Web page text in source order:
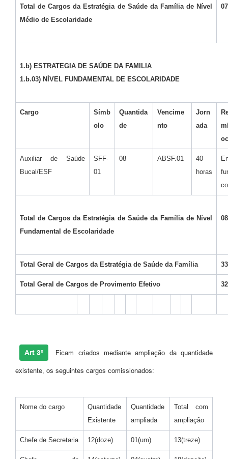
Total de Cargos da Estratégia de Saúde da Família de Nível
Médio de Escolaridade
1.b) ESTRATEGIA DE SAÚDE DA FAMILIA
1.b.03) NÍVEL FUNDAMENTAL DE ESCOLARIDADE
Cargo
Símb
olo
Quantida
de
Vencime
nto
Jorn
ada
Auxiliar de Saúde
Bucal/ESF
SFF-
01
08 ABSF.01
40
horas
Total de Cargos da Estratégia de Saúde da Família de Nível
Fundamental de Escolaridade
Total Geral de Cargos da Estratégia de Saúde da Família
Total Geral de Cargos de Provimento Efetivo
Art 3º Ficam criados mediante ampliação da quantidade
existente, os seguintes cargos comissionados:
Nome do cargo
Quantidade
Existente
Quantidade
ampliada
Total com
ampliação
Chefe de Secretaria 12(doze) 01(um) 13(treze)